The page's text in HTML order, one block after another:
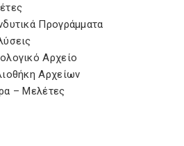
Προγράμματα
Αρχείο
Αρχείων
– Μελέτες